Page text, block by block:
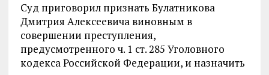
Суд приговорил признать Булатникова
Дмитрия Алексеевича виновным в
совершении преступления,
предусмотренного ч. 1 ст. 285 Уголовного
кодекса Российской Федерации, и назначить